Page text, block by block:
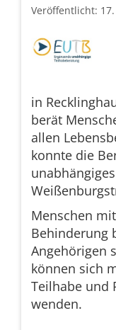
Veröffentlicht:
in
berät
allen
konnte die
Menschen
Behinderung
Angehörigen
können sich
Teilhabe und
wenden.